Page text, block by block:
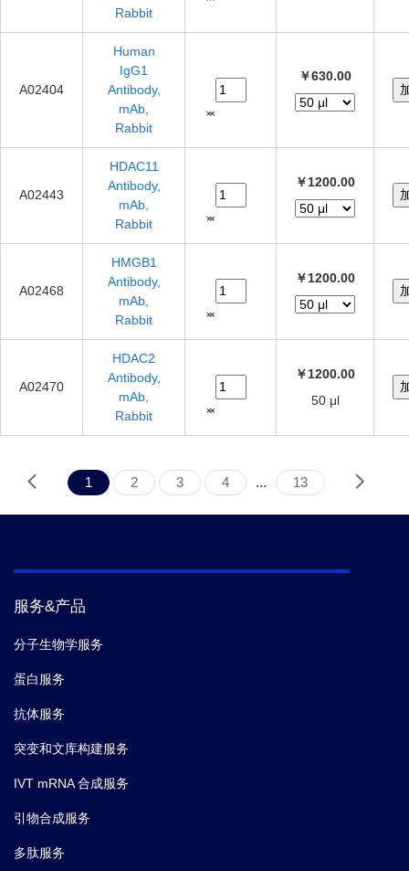
Rabbit
A02404
Human
IgG1
Antibody,
mAb,
Rabbit
￥630.00
A02443
HDAC11
Antibody,
mAb,
Rabbit
￥1200.00
A02468
HMGB1
Antibody,
mAb,
Rabbit
￥1200.00
A02470
HDAC2
Antibody,
mAb,
Rabbit
￥1200.00
50 μl
1 2 3 4 ... 13
服务&产品
分子生物学服务
蛋白服务
抗体服务
突变和文库构建服务
IVT mRNA 合成服务
引物合成服务
多肽服务